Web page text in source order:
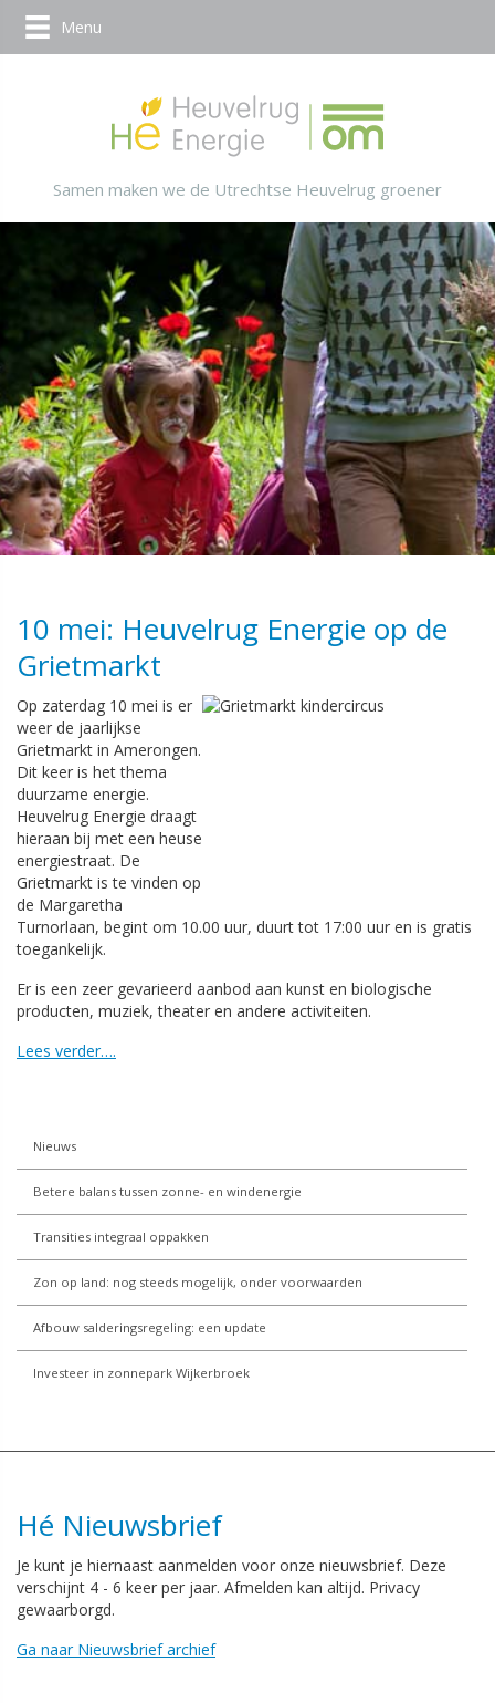
Menu
Samen maken we de Utrechtse Heuvelrug groener
Nieuws
Betere balans tussen zonne- en windenergie
Transities integraal oppakken
Zon op land: nog steeds mogelijk, onder voorwaarden
Afbouw salderingsregeling: een update
Investeer in zonnepark Wijkerbroek
10 mei: Heuvelrug Energie op de
Grietmarkt
Op zaterdag 10 mei is er
weer de jaarlijkse
Grietmarkt in Amerongen.
Dit keer is het thema
duurzame energie.
Heuvelrug Energie draagt
hieraan bij met een heuse
energiestraat. De
Grietmarkt is te vinden op
de Margaretha
Turnorlaan, begint om 10.00 uur, duurt tot 17:00 uur en is gratis
toegankelijk.
Er is een zeer gevarieerd aanbod aan kunst en biologische
producten, muziek, theater en andere activiteiten.
Lees verder….
Hé Nieuwsbrief
Je kunt je hiernaast aanmelden voor onze nieuwsbrief. Deze
verschijnt 4 - 6 keer per jaar. Afmelden kan altijd. Privacy
gewaarborgd.
Ga naar Nieuwsbrief archief